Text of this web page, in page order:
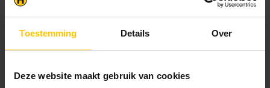
Toestemming Details Over
Deze website maakt gebruik van cookies
€1,50
Op voorraad in webshop